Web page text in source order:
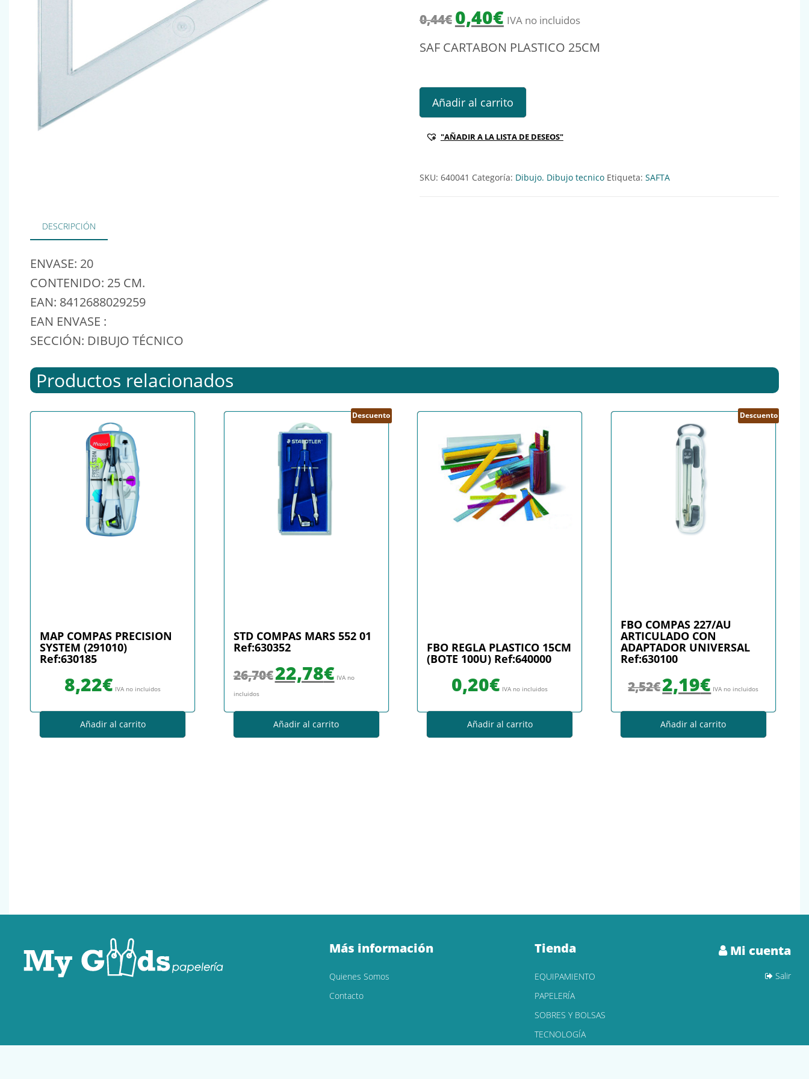
0,44€ El precio original era: 0,44€.
0,40€El precio actual es: 0,40€.
IVA no incluidos
SAF CARTABON PLASTICO 25CM
SAF CARTABON PLASTICO 25CM Ref:640041 cantidad
Añadir al carrito
"AÑADIR A LA LISTA DE DESEOS"
SKU: 640041 Categoría: Dibujo. Dibujo tecnico Etiqueta: SAFTA
DESCRIPCIÓN
ENVASE: 20
CONTENIDO: 25 CM.
EAN: 8412688029259
EAN ENVASE :
SECCIÓN: DIBUJO TÉCNICO
Productos relacionados
MAP COMPAS PRECISION
SYSTEM (291010)
Ref:630185
8,22€ IVA no incluidos
Añadir al carrito
Descuento
STD COMPAS MARS 552 01
Ref:630352
26,70€22,78€ IVA no
incluidos
Añadir al carrito
FBO REGLA PLASTICO 15CM
(BOTE 100U) Ref:640000
0,20€ IVA no incluidos
Añadir al carrito
Descuento
FBO COMPAS 227/AU
ARTICULADO CON
ADAPTADOR UNIVERSAL
Ref:630100
2,52€2,19€ IVA no incluidos
Añadir al carrito
Más información
Quienes Somos
Contacto
Tienda
EQUIPAMIENTO
PAPELERÍA
SOBRES Y BOLSAS
TECNOLOGÍA
Mi cuenta
Salir